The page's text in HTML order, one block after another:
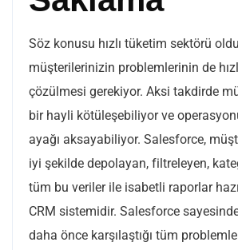
Söz konusu hızlı tüketim sektörü
müşterilerinizin problemlerinin de
çözülmesi gerekiyor. Aksi takdirde
bir hayli kötüleşebiliyor ve
ayağı aksayabiliyor. Salesforce,
iyi şekilde depolayan, filtreleyen,
tüm bu veriler ile isabetli raporlar
CRM sistemidir. Salesforce
daha önce karşılaştığı tüm